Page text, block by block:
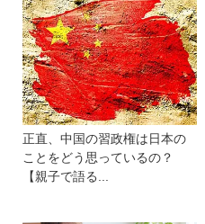
正直、中国の習政権は日本の
ことをどう思っているの？
【親子で語る...